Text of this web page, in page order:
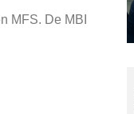
MFS. De MBI